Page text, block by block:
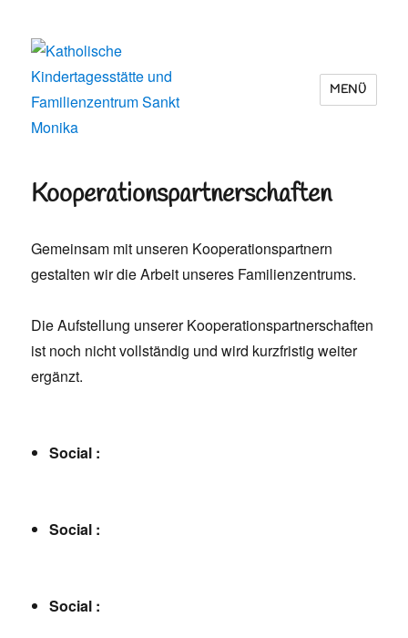
Familienzentrum Sankt Monika
MENÜ
Kooperationspartnerschaften
Gemeinsam mit unseren Kooperationspartnern
gestalten wir die Arbeit unseres Familienzentrums.
Die Aufstellung unserer Kooperationspartnerschaften
ist noch nicht vollständig und wird kurzfristig weiter
ergänzt.
Social :
Social :
Social :